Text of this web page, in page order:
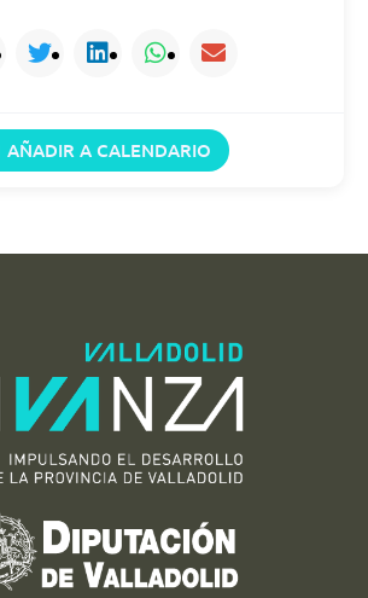
AÑADIR A CALENDARIO